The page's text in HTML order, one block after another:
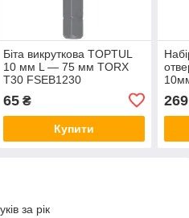
Біта викруткова TOPTUL
10 мм L — 75 мм TORX
T30 FSEB1230
65₴
Купити
269
за рік